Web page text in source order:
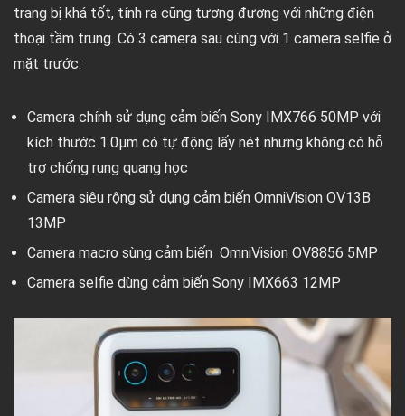
trang bị khá tốt, tính ra cũng tương đương với những điện
thoại tầm trung. Có 3 camera sau cùng với 1 camera selfie ở
mặt trước:
Camera chính sử dụng cảm biến Sony IMX766 50MP với
kích thước 1.0µm có tự động lấy nét nhưng không có hỗ
trợ chống rung quang học
Camera siêu rộng sử dụng cảm biến OmniVision OV13B
13MP
Camera macro sùng cảm biến OmniVision OV8856 5MP
Camera selfie dùng cảm biến Sony IMX663 12MP